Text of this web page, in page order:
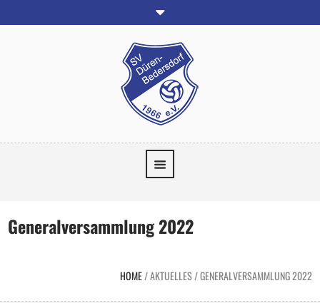
Generalversammlung 2022
HOME/AKTUELLES/GENERALVERSAMMLUNG 2022